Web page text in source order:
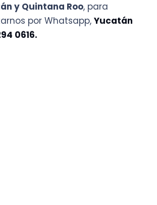
y Quintana Roo, para
por Whatsapp, Yucatán
0616.